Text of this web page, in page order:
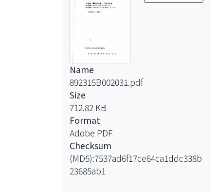
Name
892315B002031.pdf
Size
712.82 KB
Format
Adobe PDF
Checksum
(MD5):7537ad6f17ce64ca1ddc338b
23685ab1